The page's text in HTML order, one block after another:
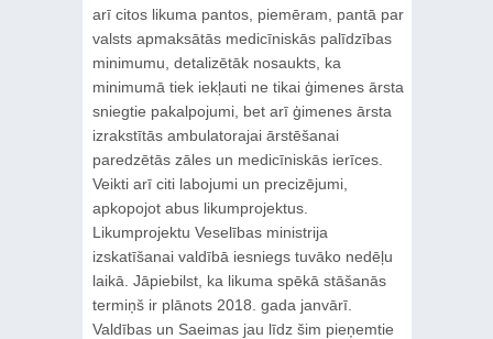
arī citos likuma pantos, piemēram, pantā par
valsts apmaksātās medicīniskās palīdzības
minimumu, detalizētāk nosaukts, ka
minimumā tiek iekļauti ne tikai ģimenes ārsta
sniegtie pakalpojumi, bet arī ģimenes ārsta
izrakstītās ambulatorajai ārstēšanai
paredzētās zāles un medicīniskās ierīces.
Veikti arī citi labojumi un precizējumi,
apkopojot abus likumprojektus.
Likumprojektu Veselības ministrija
izskatīšanai valdībā iesniegs tuvāko nedēļu
laikā. Jāpiebilst, ka likuma spēkā stāšanās
termiņš ir plānots 2018. gada janvārī.
Valdības un Saeimas jau līdz šim pieņemtie